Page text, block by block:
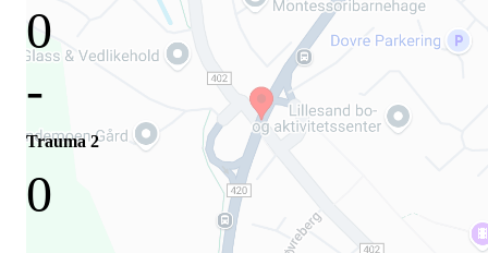
0
-
Trauma 2
0